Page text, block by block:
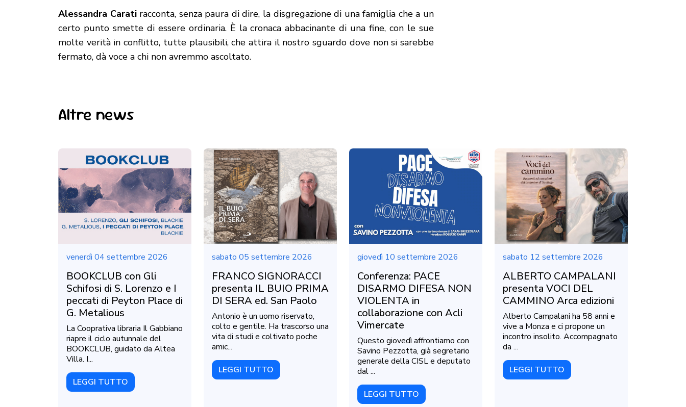
Alessandra Caratiracconta, senza paura di dire, la disgregazione di una famiglia che a un
certo punto smette di essere ordinaria. È la cronaca abbacinante di una fine, con le sue
molte verità in conflitto, tutte plausibili, che attira il nostro sguardo dove non si sarebbe
fermato, dà voce a chi non avremmo ascoltato.
Altre news
venerdì 04 settembre 2026
BOOKCLUB con Gli
Schifosi di S. Lorenzo e I
peccati di Peyton Place di
G. Metalious
La Cooprativa libraria Il Gabbiano
riapre il ciclo autunnale del
BOOKCLUB, guidato da Altea
Villa. I...
LEGGI TUTTO
sabato 05 settembre 2026
FRANCO SIGNORACCI
presenta IL BUIO PRIMA
DI SERA ed. San Paolo
Antonio è un uomo riservato,
colto e gentile. Ha trascorso una
vita di studi e coltivato poche
amic...
LEGGI TUTTO
giovedì 10 settembre 2026
Conferenza: PACE
DISARMO DIFESA NON
VIOLENTA in
collaborazione con Acli
Vimercate
Questo giovedì affrontiamo con
Savino Pezzotta, già segretario
generale della CISL e deputato
dal ...
LEGGI TUTTO
sabato 12 settembre 2026
ALBERTO CAMPALANI
presenta VOCI DEL
CAMMINO Arca edizioni
Alberto Campalani ha 58 anni e
vive a Monza e ci propone un
incontro insolito. Accompagnato
da ...
LEGGI TUTTO